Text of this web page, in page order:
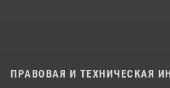
ПРАВОВАЯ И ТЕХНИЧЕСКАЯ